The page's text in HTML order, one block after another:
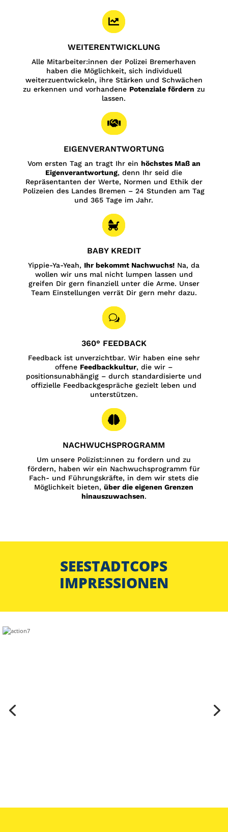

WEITERENTWICKLUNG
Alle Mitarbeiter:innen der Polizei Bremerhaven
haben die Möglichkeit, sich individuell
weiterzuentwickeln, ihre Stärken und Schwächen
zu erkennen und vorhandene Potenziale fördern zu
lassen.

EIGENVERANTWORTUNG
Vom ersten Tag an tragt Ihr ein höchstes Maß an
Eigenverantwortung, denn Ihr seid die
Repräsentanten der Werte, Normen und Ethik der
Polizeien des Landes Bremen – 24 Stunden am Tag
und 365 Tage im Jahr.

BABY KREDIT
Yippie-Ya-Yeah, Ihr bekommt Nachwuchs! Na, da
wollen wir uns mal nicht lumpen lassen und
greifen Dir gern finanziell unter die Arme. Unser
Team Einstellungen verrät Dir gern mehr dazu.
w
360° FEEDBACK
Feedback ist unverzichtbar. Wir haben eine sehr
offene Feedbackkultur, die wir –
positionsunabhängig – durch standardisierte und
offizielle Feedbackgespräche gezielt leben und
unterstützen.

NACHWUCHSPROGRAMM
Um unsere Polizist:innen zu fordern und zu
fördern, haben wir ein Nachwuchsprogramm für
Fach- und Führungskräfte, in dem wir stets die
Möglichkeit bieten,über die eigenen Grenzen
hinauszuwachsen.
SEESTADTCOPS
IMPRESSIONEN